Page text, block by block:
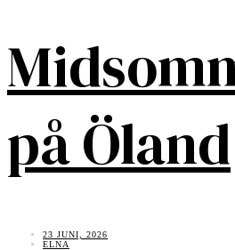
på Öland
23 JUNI, 2026
ELNA